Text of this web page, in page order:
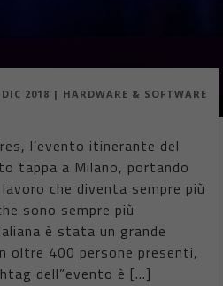
DIC 2018 | HARDWARE & SOFTWARE
l’evento itinerante del
tappa a Milano, portando
che diventa sempre più
sono sempre più
è stata un grande
oltre 400 persone presenti,
dell”evento è […]